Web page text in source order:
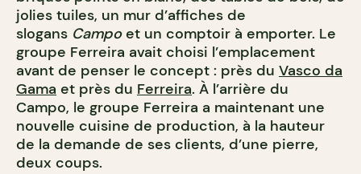
jolies tuiles, un mur d’affiches de
slogans Campo et un comptoir à emporter. Le
groupe Ferreira avait choisi l’emplacement
avant de penser le concept : près du Vasco da
Gama et près du Ferreira. À l’arrière du
Campo, le groupe Ferreira a maintenant une
nouvelle cuisine de production, à la hauteur
de la demande de ses clients, d’une pierre,
deux coups.